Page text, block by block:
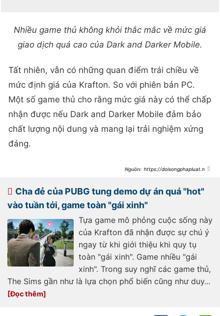
Nhiều game thủ không khỏi thắc mắc về mức giá
giao dịch quá cao của Dark and Darker Mobile.
Tất nhiên, vẫn có những quan điểm trái chiều về
mức định giá của Krafton. So với phiên bản PC.
Một số game thủ cho rằng mức giá này có thể chấp
nhận được nếu Dark and Darker Mobile đảm bảo
chất lượng nội dung và mang lại trải nghiệm xứng
đáng.
https://doisongphapluat.ngu
cau-the-nhung-da-bi-chi-trich-vi-
qua-tham-lam-a505088.html
Cha đẻ của PUBG tung demo dự án quá "hot"
vào tuần tới, game toàn "gái xinh"
Tựa game mô phỏng cuộc sống này
của Krafton đã nhận được sự chú ý
ngay từ khi giới thiệu khi quy tụ
toàn "gái xinh". Game nhiều "gái
xinh". Trong suy nghĩ các game thủ,
The Sims gần như là lựa chọn phổ biến cũng như duy...